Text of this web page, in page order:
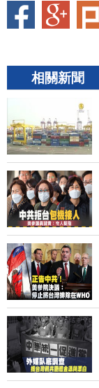
相關新聞